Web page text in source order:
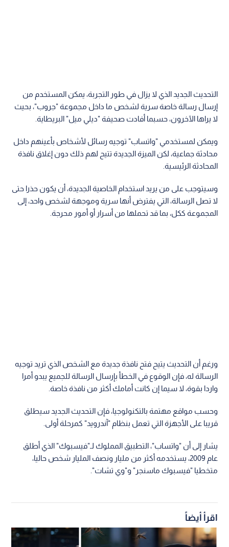
التحديث الجديد الذي لا يزال في طور التجربة، يمكن المستخدم من
إرسال رسالة خاصة سرية لشخص ما داخل مجموعة "جروب"، بحيث
لا يراها الآخرون، حسبما أفادت صحيفة "ديلي ميل" البريطاية.
ويمكن لمستخدمي "واتساب" توجيه رسائل لأشخاص بأعينهم داخل
محادثة جماعية، لكن الميزة الجديدة تتيح لهم ذلك دون إغلاق نافذة
المحادثة الرئيسية.
وسيتوجب على من يريد استخدام الخاصية الجديدة، أن يكون حذرا حتى
لا تصل الرسالة، التي يفترض أنها سرية وموجهة لشخص واحد، إلى
المجموعة ككل، بما قد تحملها من أسرار أو أمور محرجة.
ورغم أن التحديث يتيح فتح نافذة جديدة مع الشخص الذي تريد توجيه
الرسالة له، فإن الوقوع في الخطأ بإرسال الرسالة للجميع يبدو أمرا
واردا بقوة، لا سيما إن كانت أمامك أكثر من نافذة خاصة.
وحسب مواقع مهتمة بالتكنولوجيا، فإن التحديث الجديد سيطلق
قريبا على الأجهزة التي تعمل بنظام "آندرويد" كمرحلة أولى.
يشار إلى أن "واتساب"، التطبيق المملوك لـ"فيسبوك" الذي أطلق
عام 2009، يستخدمه أكثر من مليار ونصف المليار شخص حاليا،
متخطيا "فيسبوك ماسنجر" و"وي تشات".
اقرأ أيضاً